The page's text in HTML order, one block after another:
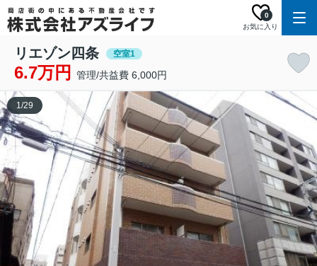
お気に入り
0
リエゾン四条 空室1
6.7万円 管理/共益費 6,000円
1/29